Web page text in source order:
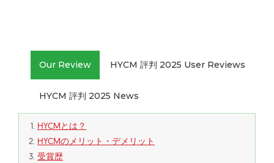
Our Review HYCM 評判 2025 User Reviews
HYCM 評判 2025 News
HYCMとは？
HYCMのメリット・デメリット
受賞歴